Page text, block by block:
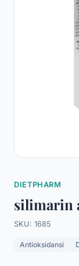
DIETPHARM
silimarin
SKU: 1685
Antioksidansi